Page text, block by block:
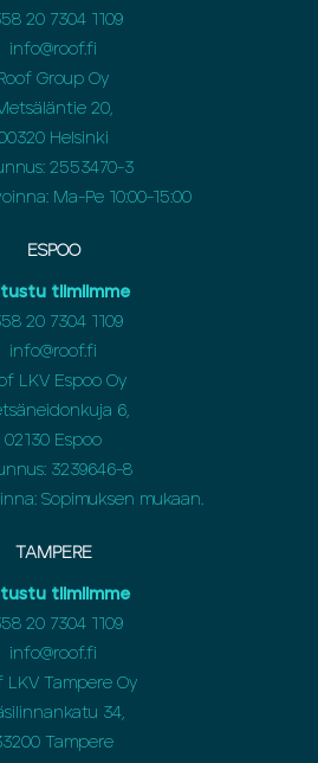
20 7304 1109
info@roof.fi
Roof Group Oy
20,
Helsinki
2553470-3
Ma-Pe 10:00-15:00
ESPOO
tiimiimme
20 7304 1109
info@roof.fi
LKV Espoo Oy
6,
02130 Espoo
3239646-8
Sopimuksen mukaan.
TAMPERE
tiimiimme
20 7304 1109
info@roof.fi
LKV Tampere Oy
34,
Tampere